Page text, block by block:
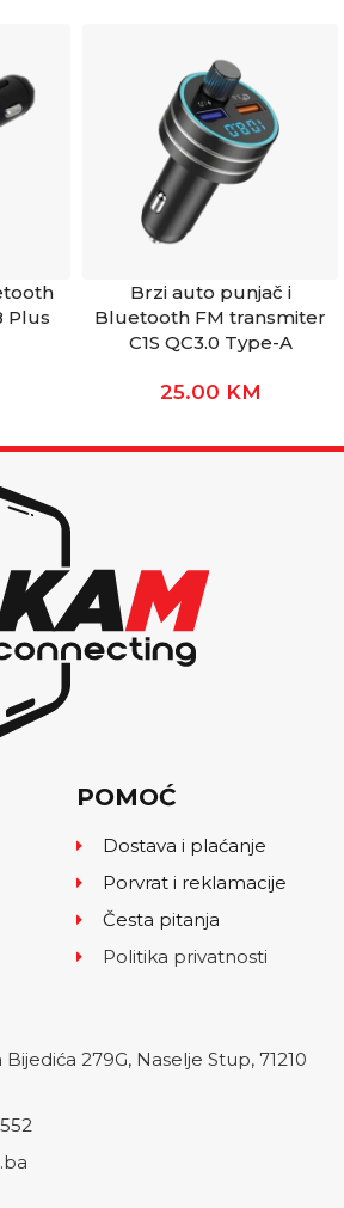
Plus
Brzi auto punjač i
Bluetooth FM transmiter
C1S QC3.0 Type-A
25.00 KM
POMOĆ
Dostava i plaćanje
Porvrat i reklamacije
Česta pitanja
Politika privatnosti
279G, Naselje Stup, 71210